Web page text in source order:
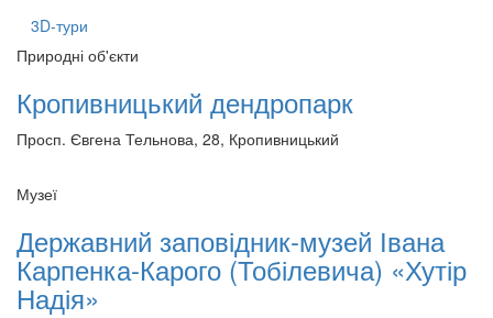
3D-тури
Природні об'єкти
Кропивницький дендропарк
Просп. Євгена Тельнова, 28, Кропивницький
Музеї
Державний заповідник-музей Івана
Карпенка-Карого (Тобілевича) «Хутір
Надія»